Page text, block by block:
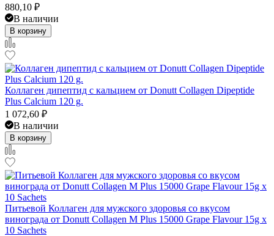
880,10 ₽
В наличии
В корзину
Коллаген дипептид с кальцием от Donutt Collagen Dipeptide
Plus Calcium 120 g.
1 072,60 ₽
В наличии
В корзину
Питьевой Коллаген для мужского здоровья со вкусом
винограда от Donutt Collagen M Plus 15000 Grape Flavour 15g x
10 Sachets